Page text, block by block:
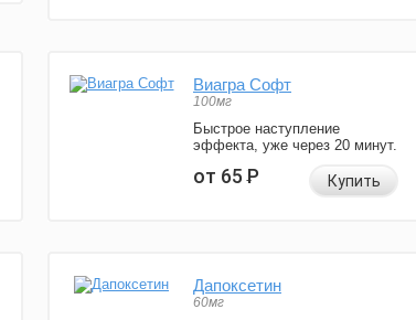
Виагра Софт
100мг
Быстрое наступление
эффекта, уже через 20 минут.
от 65Р Купить
Дапоксетин
60мг